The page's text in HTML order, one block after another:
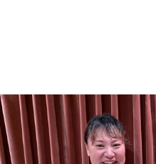
お知らせ
イベント・グッズ
YouTube
会社情報